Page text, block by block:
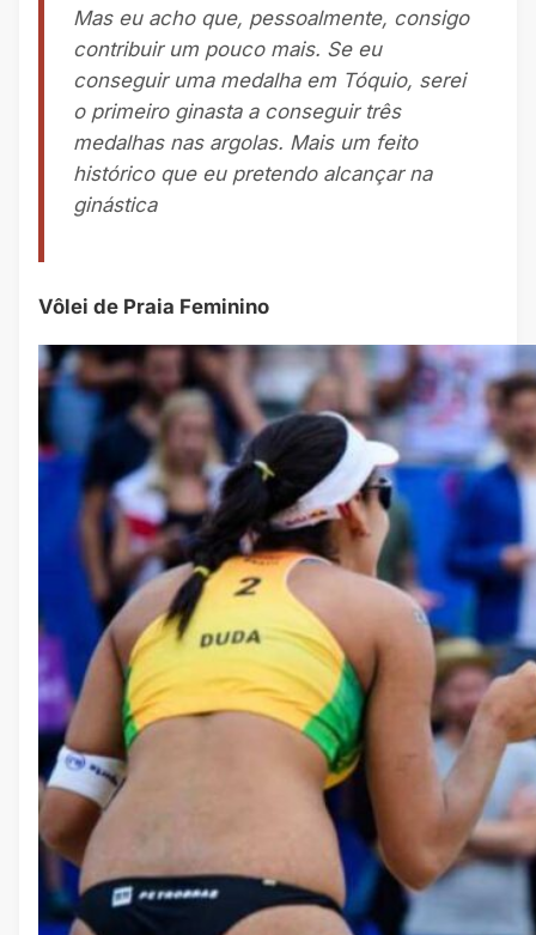
Mas eu acho que, pessoalmente, consigo
contribuir um pouco mais. Se eu
conseguir uma medalha em Tóquio, serei
o primeiro ginasta a conseguir três
medalhas nas argolas. Mais um feito
histórico que eu pretendo alcançar na
ginástica
Vôlei de Praia Feminino